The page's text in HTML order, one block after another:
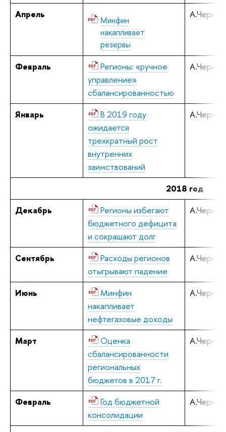
Апрель
Минфин
накапливает
резервы
Февраль
Регионы: «ручное
управление»
сбалансированностью
Январь
В 2019 году
ожидается
трехкратный рост
внутренних
заимствований
2018 год
Декабрь
Регионы избегают
бюджетного дефицита
и сокращают долг
Сентябрь
Расходы регионов
отыгрывают падение
Июнь
Минфин
накапливает
нефтегазовые доходы
Март
Оценка
сбалансированности
региональных
бюджетов в 2017 г.
Февраль
Год бюджетной
консолидации